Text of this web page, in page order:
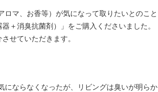
マ、お香等）が気になって取りたいとのこと
＋消臭抗菌剤）」をご購入くださいました。
せていただきます。
ならなくなったが、リビングは臭いが明らか